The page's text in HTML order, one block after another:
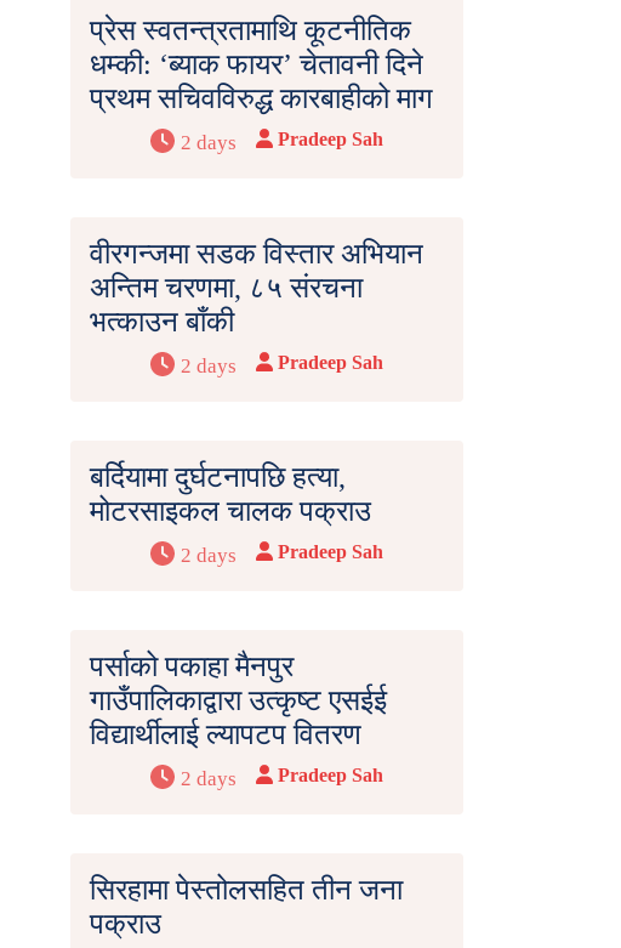
प्रेस स्वतन्त्रतामाथि कूटनीतिक
धम्की: ‘ब्याक फायर’ चेतावनी दिने
प्रथम सचिवविरुद्ध कारबाहीको माग
2 days Pradeep Sah
वीरगन्जमा सडक विस्तार अभियान
अन्तिम चरणमा, ८५ संरचना
भत्काउन बाँकी
2 days Pradeep Sah
बर्दियामा दुर्घटनापछि हत्या,
मोटरसाइकल चालक पक्राउ
2 days Pradeep Sah
पर्साको पकाहा मैनपुर
गाउँपालिकाद्वारा उत्कृष्ट एसईई
विद्यार्थीलाई ल्यापटप वितरण
2 days Pradeep Sah
सिरहामा पेस्तोलसहित तीन जना
पक्राउ